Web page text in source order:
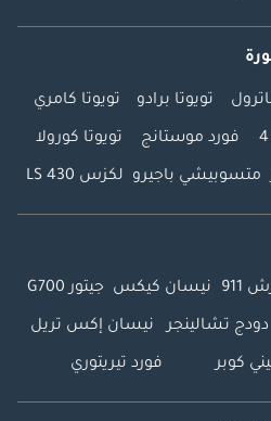
تويوتا برادو تويوتا كامري
فورد موستانج تويوتا كورولا
متسوبيشي باجيرو لكزس LS 430
911 نيسان كيكس جيتور G700
دودج تشالينجر نيسان إكس تريل
كوبر فورد تيريتوري